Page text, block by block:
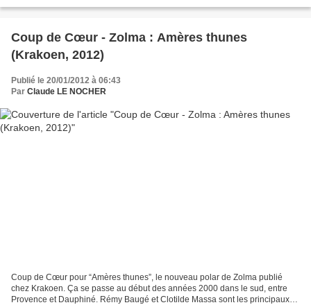
Coup de Cœur - Zolma : Amères thunes
(Krakoen, 2012)
Publié le 20/01/2012 à 06:43
Par Claude LE NOCHER
Coup de Cœur pour “Amères thunes”, le nouveau polar de Zolma publié
chez Krakoen. Ça se passe au début des années 2000 dans le sud, entre
Provence et Dauphiné. Rémy Baugé et Clotilde Massa sont les principaux